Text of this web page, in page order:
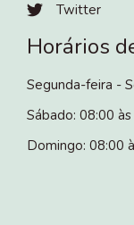
Twitter
Horários
Segunda-feira -
Sábado: 08:00
Domingo: 08:00